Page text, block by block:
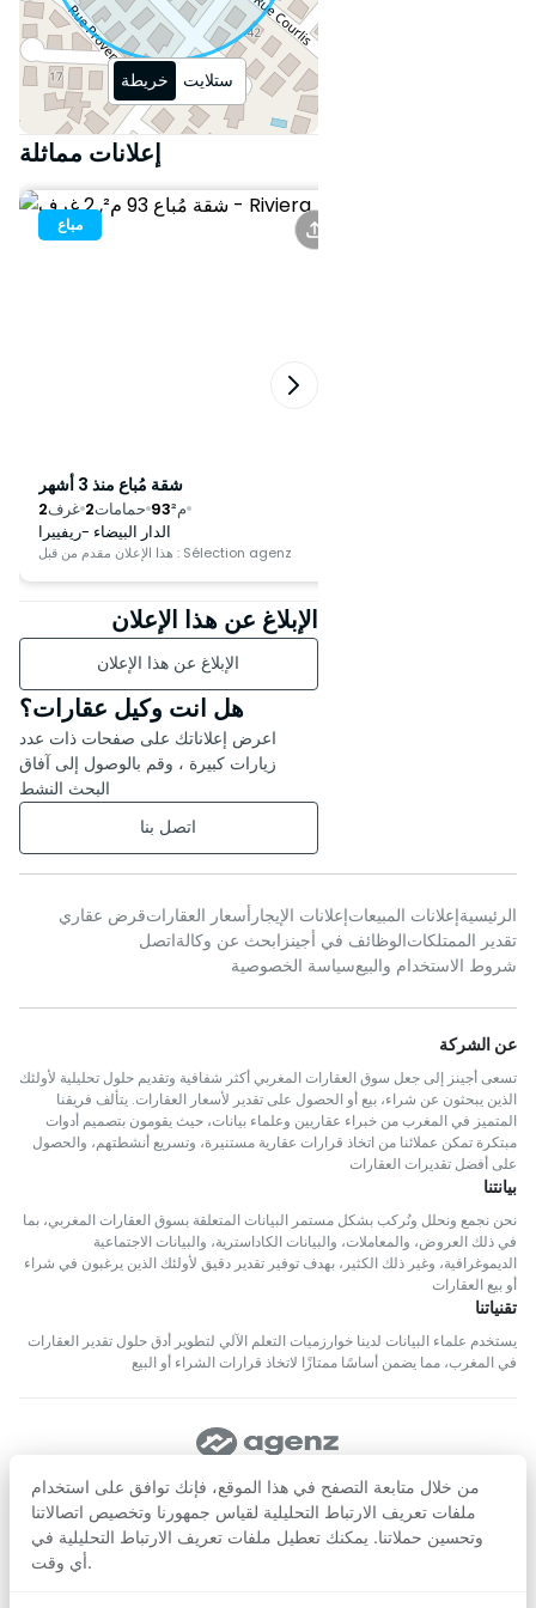
تقع الإقامة بشكل مثالي بالقرب من
الطرق الرئيسية مثل شارع غاندي،
طريق الجديدة، وشارع عبد الرحيم
بوعبيد، مما يوفر وصولًا سريعًا إلى
المتاجر ووسائل النقل والمرافق
الثقافية.
- الأسعار تبدأ من 1،610،000 درهم
لترتيب زيارة!
خريطة ستلايت
إعلانات مماثلة
مباع
شقة مُباع منذ 3 أشهر
2غرف 2حمامات 93 م²
الدار البيضاء -ريفييرا
هذا الإعلان مقدم من قبل : Sélection agenz
الإبلاغ عن هذا الإعلان
الإبلاغ عن هذا الإعلان
هل انت وكيل عقارات؟
اعرض إعلاناتك على صفحات ذات عدد
زيارات كبيرة ، وقم بالوصول إلى آفاق
البحث النشط
اتصل بنا
الرئيسيةإعلانات المبيعاتإعلانات الإيجار أسعار العقاراتقرض عقاري
تقدير الممتلكاتالوظائف في أجينز ابحث عن وكالةاتصل
شروط الاستخدام والبيعسياسة الخصوصية
عن الشركة
تسعى أجينز إلى جعل سوق العقارات المغربي أكثر شفافية وتقديم حلول تحليلية لأولئك
الذين يبحثون عن شراء، بيع أو الحصول على تقدير لأسعار العقارات. يتألف فريقنا
المتميز في المغرب من خبراء عقاريين وعلماء بيانات، حيث يقومون بتصميم أدوات
مبتكرة تمكن عملائنا من اتخاذ قرارات عقارية مستنيرة، وتسريع أنشطتهم، والحصول
على أفضل تقديرات العقارات
بيانتنا
نحن نجمع ونحلل ونُركب بشكل مستمر البيانات المتعلقة بسوق العقارات المغربي، بما
في ذلك العروض، والمعاملات، والبيانات الكاداسترية، والبيانات الاجتماعية
الديموغرافية، وغير ذلك الكثير، بهدف توفير تقدير دقيق لأولئك الذين يرغبون في شراء
أو بيع العقارات
تقنياتنا
يستخدم علماء البيانات لدينا خوارزميات التعلم الآلي لتطوير أدق حلول تقدير العقارات
في المغرب، مما يضمن أساسًا ممتازًا لاتخاذ قرارات الشراء أو البيع
تابعنا
حمّل من حمّل من
من خلال متابعة التصفح في هذا الموقع، فإنك توافق على استخدام
ملفات تعريف الارتباط التحليلية لقياس جمهورنا وتخصيص اتصالاتنا
وتحسين حملاتنا. يمكنك تعطيل ملفات تعريف الارتباط التحليلية في
أي وقت.